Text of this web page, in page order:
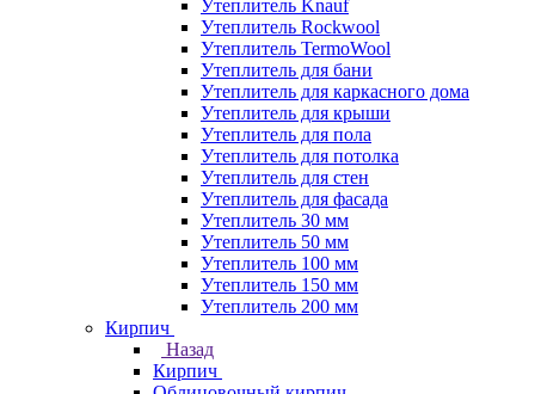
Утеплитель Knauf
Утеплитель Rockwool
Утеплитель TermoWool
Утеплитель для бани
Утеплитель для каркасного дома
Утеплитель для крыши
Утеплитель для пола
Утеплитель для потолка
Утеплитель для стен
Утеплитель для фасада
Утеплитель 30 мм
Утеплитель 50 мм
Утеплитель 100 мм
Утеплитель 150 мм
Утеплитель 200 мм
Кирпич
Назад
Кирпич